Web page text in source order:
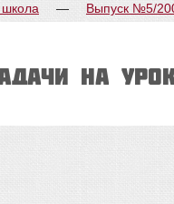
— Выпуск №5/
на